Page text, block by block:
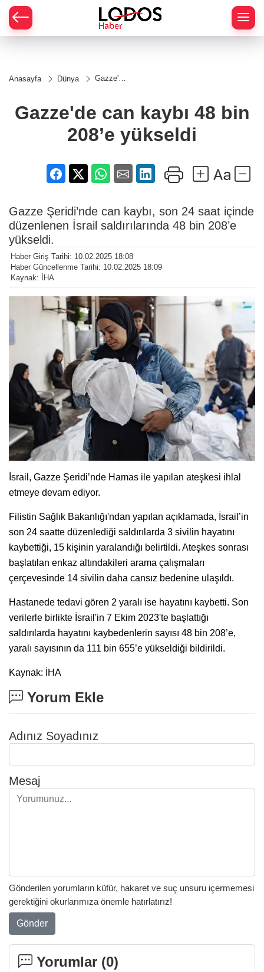
Anasayfa Dünya
Gazze'de
yükseldi
Gazze'de can kaybı 48 bin
208’e yükseldi
Gazze Şeridi’nde can kaybı, son 24 saat içinde
düzenlenen İsrail saldırılarında 48 bin 208’e
yükseldi.
Haber Giriş Tarihi: 10.02.2025 18:08
Haber Güncellenme Tarihi: 10.02.2025 18:09
Kaynak: İHA
İsrail, Gazze Şeridi’nde Hamas ile yapılan ateşkesi ihlal
etmeye devam ediyor.
Filistin Sağlık Bakanlığı'ndan yapılan açıklamada, İsrail’in
son 24 saatte düzenlediği saldırılarda 3 sivilin hayatını
kaybettiği, 15 kişinin yaralandığı belirtildi. Ateşkes sonrası
başlatılan enkaz altındakileri arama çalışmaları
çerçevesinde 14 sivilin daha cansız bedenine ulaşıldı.
Hastanede tedavi gören 2 yaralı ise hayatını kaybetti. Son
verilerle birlikte İsrail'in 7 Ekim 2023'te başlattığı
saldırılarda hayatını kaybedenlerin sayısı 48 bin 208’e,
yaralı sayısının da 111 bin 655’e yükseldiği bildirildi.
Kaynak: İHA
Yorum Ekle
Adınız Soyadınız
Mesaj
Gönderilen yorumların küfür, hakaret ve suç unsuru içermemesi
gerektiğini okurlarımıza önemle hatırlatırız!
Gönder
Yorumlar (0)